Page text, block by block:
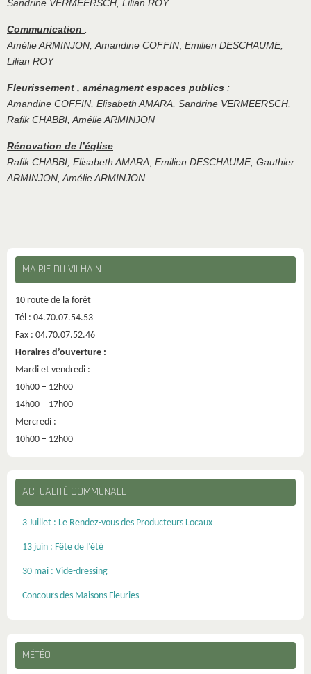
Sandrine VERMEERSCH, Lilian ROY
Communication :
Amélie ARMINJON, Amandine COFFIN Emilien DESCHAUME,
Lilian ROY
Fleurissement , aménagment espaces publics :
Amandine COFFIN, Elisabeth AMARA, Sandrine VERMEERSCH,
Rafik CHABBI, Amélie ARMINJON
Rénovation de l’église :
Rafik CHABBI, Elisabeth AMARA Emilien DESCHAUME, Gauthier
ARMINJON, Amélie ARMINJON
MAIRIE DU VILHAIN
10 route de la forêt
Tél : 04.70.07.54.53
Fax : 04.70.07.52.46
Horaires d’ouverture :
Mardi et vendredi :
10h00 – 12h00
14h00 – 17h00
Mercredi :
10h00 – 12h00
ACTUALITÉ COMMUNALE
3 Juillet : Le Rendez-vous des Producteurs Locaux
13 juin : Fête de l’été
30 mai : Vide-dressing
Concours des Maisons Fleuries
MÉTÉO